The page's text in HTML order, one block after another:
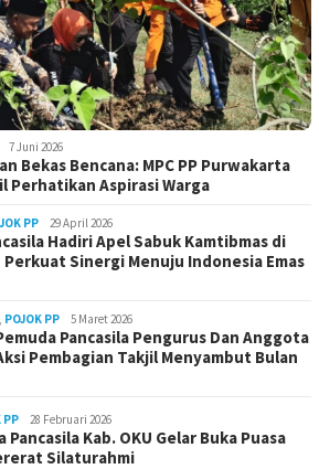
7 Juni 2026
Bekas Bencana: MPC PP Purwakarta
Perhatikan Aspirasi Warga
PP 29 April 2026
Hadiri Apel Sabuk Kamtibmas di
Perkuat Sinergi Menuju Indonesia Emas
POJOK PP 5 Maret 2026
Pancasila Pengurus Dan Anggota
Pembagian Takjil Menyambut Bulan
PP 28 Februari 2026
Pancasila Kab. OKU Gelar Buka Puasa
Silaturahmi